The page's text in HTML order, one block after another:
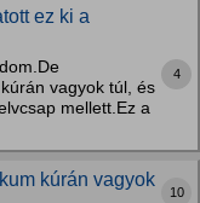
ez ki a
vagyok túl, és
mellett.Ez a
4
kúrán vagyok
10